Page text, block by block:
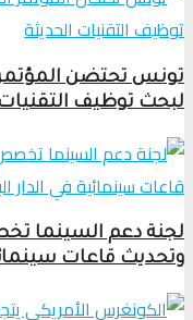
تونس تحتضن المؤتمر
لبحث توظيف التقنيات
وتحديث قاعات